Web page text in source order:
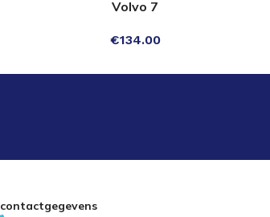
OPTIES SELECTERENVolvo 7
€134.00
contactgegevens